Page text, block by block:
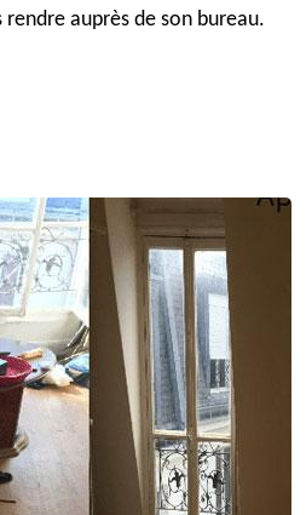
auprès de son bureau.